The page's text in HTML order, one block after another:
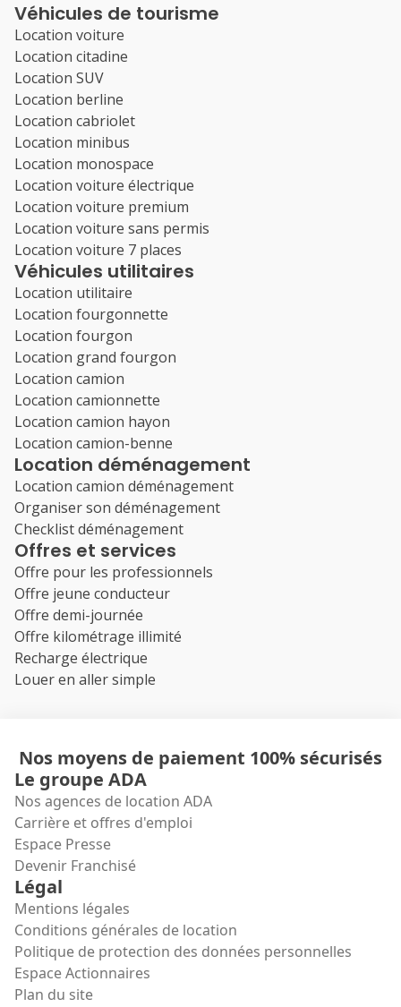
Véhicules de tourisme
Location voiture
Location citadine
Location SUV
Location berline
Location cabriolet
Location minibus
Location monospace
Location voiture électrique
Location voiture premium
Location voiture sans permis
Location voiture 7 places
Véhicules utilitaires
Location utilitaire
Location fourgonnette
Location fourgon
Location grand fourgon
Location camion
Location camionnette
Location camion hayon
Location camion-benne
Location déménagement
Location camion déménagement
Organiser son déménagement
Checklist déménagement
Offres et services
Offre pour les professionnels
Offre jeune conducteur
Offre demi-journée
Offre kilométrage illimité
Recharge électrique
Louer en aller simple
Nos moyens de paiement 100% sécurisés
Le groupe ADA
Nos agences de location ADA
Carrière et offres d'emploi
Espace Presse
Devenir Franchisé
Légal
Mentions légales
Conditions générales de location
Politique de protection des données personnelles
Espace Actionnaires
Plan du site